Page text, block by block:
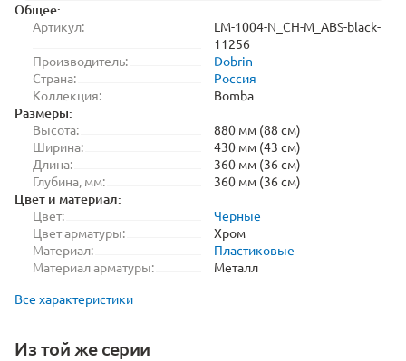
Общее:
Артикул:
LM-1004-N_CH-M_ABS-black-
11256
Производитель:
Dobrin
Страна:
Россия
Коллекция:
Bomba
Размеры:
Высота:
880 мм (88 см)
Ширина:
430 мм (43 см)
Длина:
360 мм (36 см)
Глубина, мм:
360 мм (36 см)
Цвет и материал:
Цвет:
Черные
Цвет арматуры:
Хром
Материал:
Пластиковые
Материал арматуры:
Металл
Все характеристики
Из той же серии